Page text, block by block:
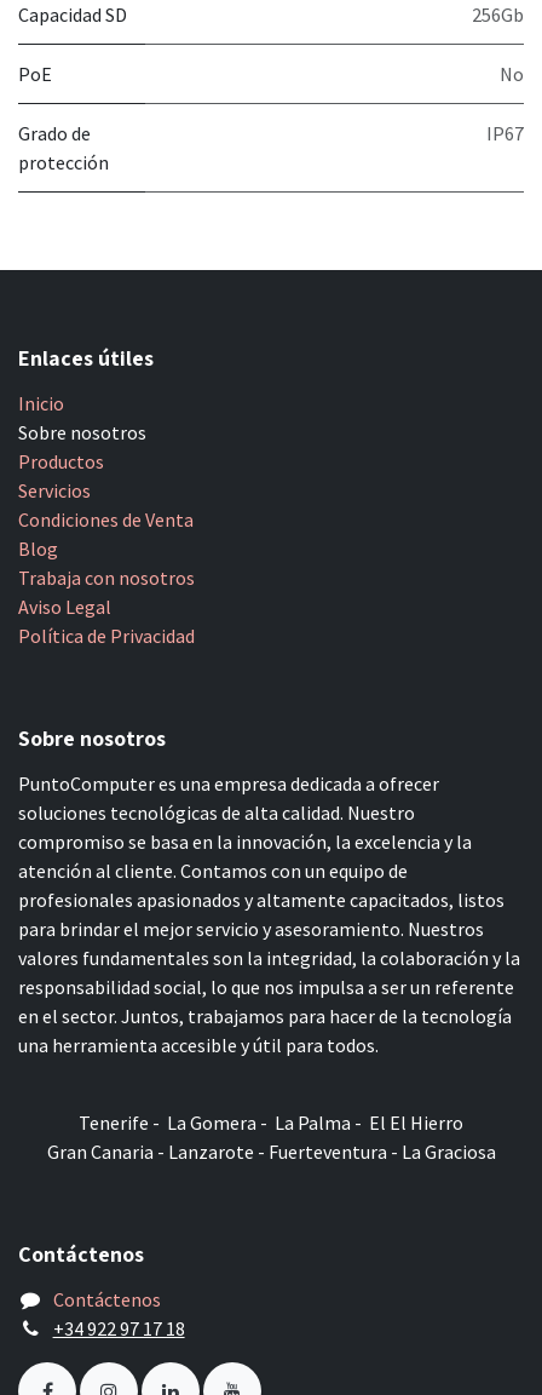
Capacidad SD 256Gb
PoE No
Grado de
protección
IP67
Enlaces útiles
Inicio
Sobre nosotros
Productos
Servicios
Condiciones de Venta
Blog
Trabaja con nosotros
Aviso Legal
Política de Privacidad
Sobre nosotros
PuntoComputer es una empresa dedicada a ofrecer
soluciones tecnológicas de alta calidad. Nuestro
compromiso se basa en la innovación, la excelencia y la
atención al cliente. Contamos con un equipo de
profesionales apasionados y altamente capacitados, listos
para brindar el mejor servicio y asesoramiento. Nuestros
valores fundamentales son la integridad, la colaboración y la
responsabilidad social, lo que nos impulsa a ser un referente
en el sector. Juntos, trabajamos para hacer de la tecnología
una herramienta accesible y útil para todos.
Tenerife - La Gomera - La Palma - El El Hierro
Gran Canaria - Lanzarote - Fuerteventura - La Graciosa
Contáctenos
Contáctenos
+34 922 97 17 18